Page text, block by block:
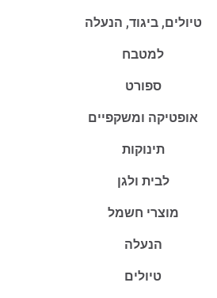
טיולים, ביגוד, הנעלה
למטבח
ספורט
אופטיקה ומשקפיים
תינוקות
לבית ולגן
מוצרי חשמל
הנעלה
טיולים